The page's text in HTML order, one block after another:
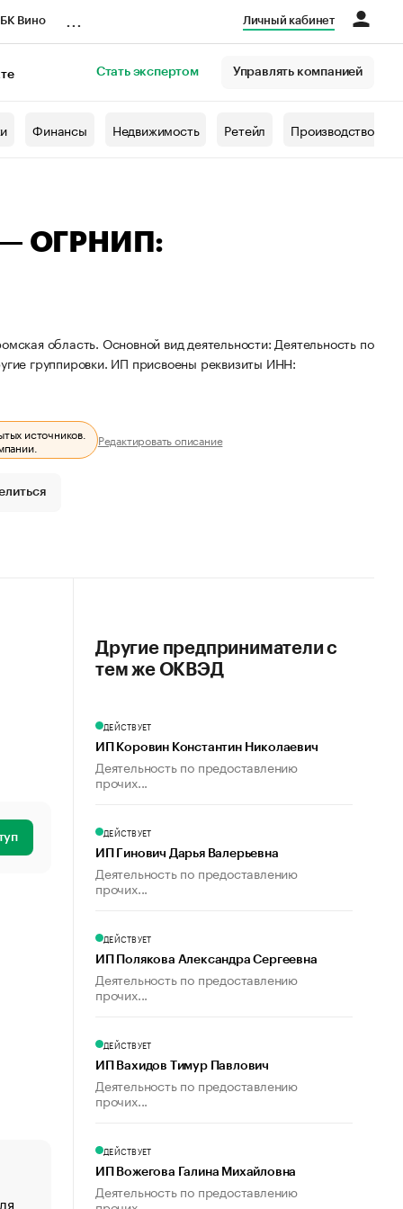
Вино Личный кабинет
Стать экспертом Управлять компанией
Финансы Недвижимость Ретейл Производство
— ОГРНИП:
область. Основной вид деятельности: Деятельность по
группировки. ИП присвоены реквизиты ИНН:
источников.
Редактировать описание
«От спорта тело стареет иначе». Как живет глава
Другие предприниматели с
тем же ОКВЭД
ДЕЙСТВУЕТ
ИП Коровин Константин Николаевич
Деятельность по предоставлению
прочих...
ДЕЙСТВУЕТ
ИП Гинович Дарья Валерьевна
Деятельность по предоставлению
прочих...
ДЕЙСТВУЕТ
ИП Полякова Александра Сергеевна
Деятельность по предоставлению
прочих...
ДЕЙСТВУЕТ
ИП Вахидов Тимур Павлович
Деятельность по предоставлению
прочих...
ДЕЙСТВУЕТ
ИП Вожегова Галина Михайловна
Деятельность по предоставлению